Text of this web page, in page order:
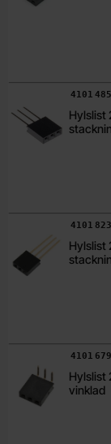
Hylslist
Art. nr
4101
Hylslist
Art. nr
4101
Hylslist
vinklad
Art. nr
4101